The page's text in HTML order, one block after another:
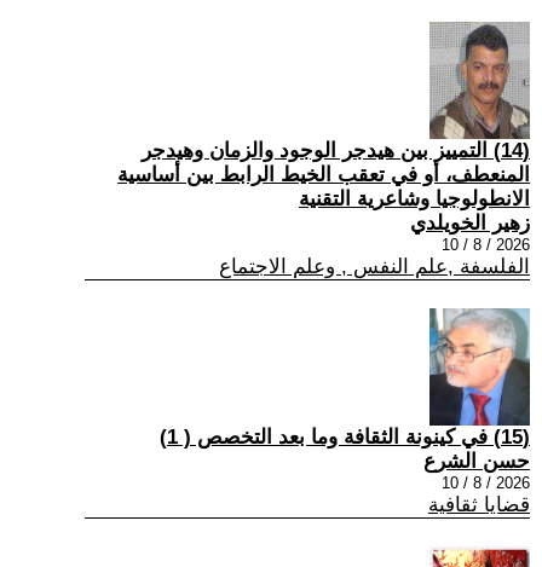
(14) التمييز بين هيدجر الوجود والزمان وهيدجر
المنعطف، أو في تعقب الخيط الرابط بين أساسية
الانطولوجيا وشاعرية التقنية
زهير الخويلدي
2026 / 8 / 10
الفلسفة ,علم النفس , وعلم الاجتماع
(15) في كينونة الثقافة وما بعد التخصص ( 1)
حسن الشرع
2026 / 8 / 10
قضايا ثقافية